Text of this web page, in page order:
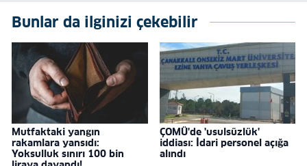
Bunlar da ilginizi çekebilir
Mutfaktaki yangın
rakamlara yansıdı:
Yoksulluk sınırı 100 bin
ÇOMÜ'de 'usulsüzlük'
iddiası: İdari personel açığa
alındı